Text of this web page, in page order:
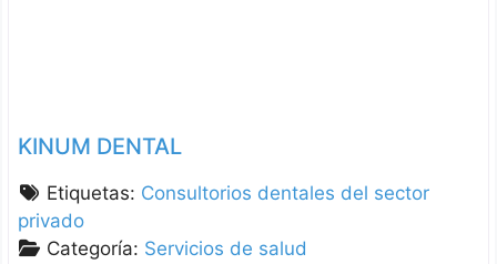
KINUM DENTAL
Etiquetas: Consultorios dentales del sector
privado
Categoría: Servicios de salud